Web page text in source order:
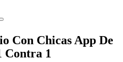
Con Chicas App De
Contra 1